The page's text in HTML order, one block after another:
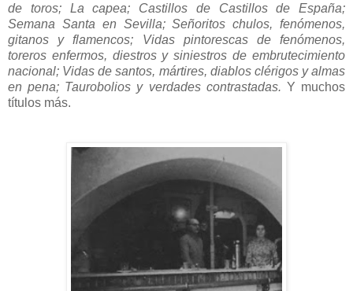
de toros; La capea; Castillos de Castillos de España;
Semana Santa en Sevilla; Señoritos chulos, fenómenos,
gitanos y flamencos; Vidas pintorescas de fenómenos,
toreros enfermos, diestros y siniestros de embrutecimiento
nacional; Vidas de santos, mártires, diablos clérigos y almas
en pena; Taurobolios y verdades contrastadas. Y muchos
títulos más.